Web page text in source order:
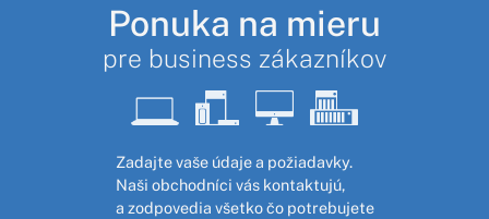
Ponuka na mieru
pre business zákazníkov
Zadajte vaše údaje a požiadavky.
Naši obchodníci vás kontaktujú,
a zodpovedia všetko čo potrebujete